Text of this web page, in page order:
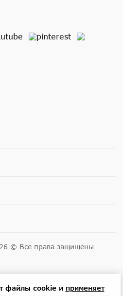
© Все права защищены
цены не являются публичной
файлы cookie и применяет